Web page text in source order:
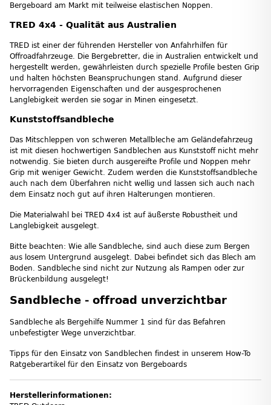
Bergeboard am Markt mit teilweise elastischen Noppen.
TRED 4x4 - Qualität aus Australien
TRED ist einer der führenden Hersteller von Anfahrhilfen für
Offroadfahrzeuge. Die Bergebretter, die in Australien entwickelt und
hergestellt werden, gewährleisten durch spezielle Profile besten Grip
und halten höchsten Beanspruchungen stand. Aufgrund dieser
hervorragenden Eigenschaften und der ausgesprochenen
Langlebigkeit werden sie sogar in Minen eingesetzt.
Kunststoffsandbleche
Das Mitschleppen von schweren Metallbleche am Geländefahrzeug
ist mit diesen hochwertigen Sandblechen aus Kunststoff nicht mehr
notwendig. Sie bieten durch ausgereifte Profile und Noppen mehr
Grip mit weniger Gewicht. Zudem werden die Kunststoffsandbleche
auch nach dem Überfahren nicht wellig und lassen sich auch nach
dem Einsatz noch gut auf ihren Halterungen montieren.
Die Materialwahl bei TRED 4x4 ist auf äußerste Robustheit und
Langlebigkeit ausgelegt.
Bitte beachten: Wie alle Sandbleche, sind auch diese zum Bergen
aus losem Untergrund ausgelegt. Dabei befindet sich das Blech am
Boden. Sandbleche sind nicht zur Nutzung als Rampen oder zur
Brückenbildung ausgelegt!
Sandbleche - offroad unverzichtbar
Sandbleche als Bergehilfe Nummer 1 sind für das Befahren
unbefestigter Wege unverzichtbar.
Tipps für den Einsatz von Sandblechen findest in unserem How-To
Ratgeberartikel für den Einsatz von Bergeboards
Herstellerinformationen: